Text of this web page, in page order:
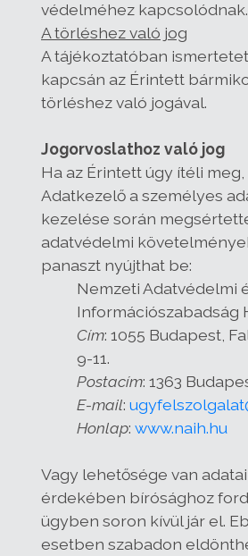
védelméhez kapcsolódnak.
A törléshez való jog
A tájékoztatóban
kapcsán az Érintett
törléshez való jogával.
Jogorvoslathoz való jog
Ha az Érintett úgy ítéli
Adatkezelő a személyes
kezelése során
adatvédelmi
panaszt nyújthat be:
Nemzeti Adatvédelmi
Információszabadság
Cím: 1055 Budapest,
9-11.
Postacím: 1363
E-mail:
Honlap: www.naih.hu
Vagy lehetősége van
érdekében bírósághoz
ügyben soron kívül jár el.
esetben szabadon